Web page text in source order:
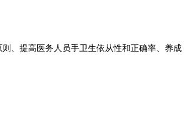
、提高医务人员手卫生依从性和正确率、养成